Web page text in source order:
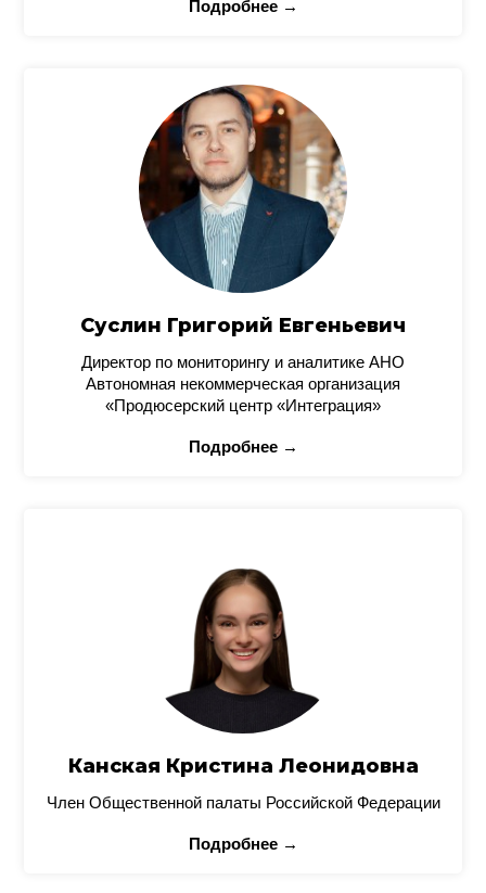
Подробнее →
Суслин Григорий Евгеньевич
Директор по мониторингу и аналитике АНО
Автономная некоммерческая организация
«Продюсерский центр «Интеграция»
Подробнее →
Канская Кристина Леонидовна
Член Общественной палаты Российской Федерации
Подробнее →